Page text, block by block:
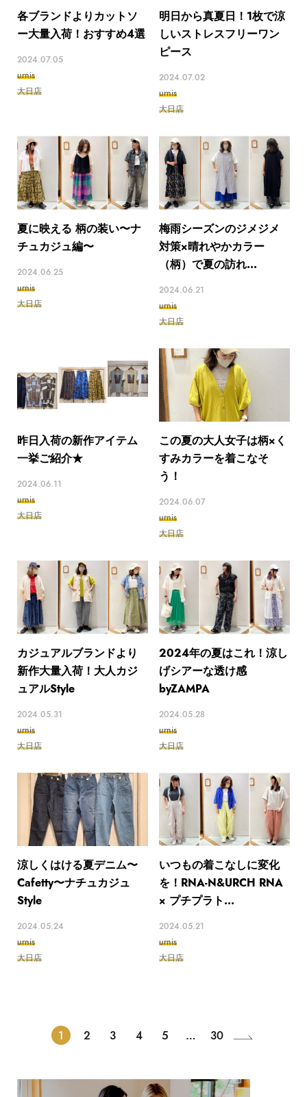
各ブランドよりカットソ
ー大量入荷！おすすめ4選
2024.07.05
urnis
大日店
明日から真夏日！1枚で涼
しいストレスフリーワン
ピース
2024.07.02
urnis
大日店
夏に映える 柄の装い〜ナ
チュカジュ編〜
2024.06.25
urnis
大日店
梅雨シーズンのジメジメ
対策×晴れやかカラー
（柄）で夏の訪れ...
2024.06.21
urnis
大日店
昨日入荷の新作アイテム
一挙ご紹介★
2024.06.11
urnis
大日店
この夏の大人女子は柄×く
すみカラーを着こなそ
う！
2024.06.07
urnis
大日店
カジュアルブランドより
新作大量入荷！大人カジ
ュアルStyle
2024.05.31
urnis
大日店
2024年の夏はこれ！涼し
げシアーな透け感
byZAMPA
2024.05.28
urnis
大日店
涼しくはける夏デニム〜
Cafetty〜ナチュカジュ
Style
2024.05.24
urnis
大日店
いつもの着こなしに変化
を！RNA-N&URCH RNA
× プチプラト...
2024.05.21
urnis
大日店
1 2 3 4 5 … 30